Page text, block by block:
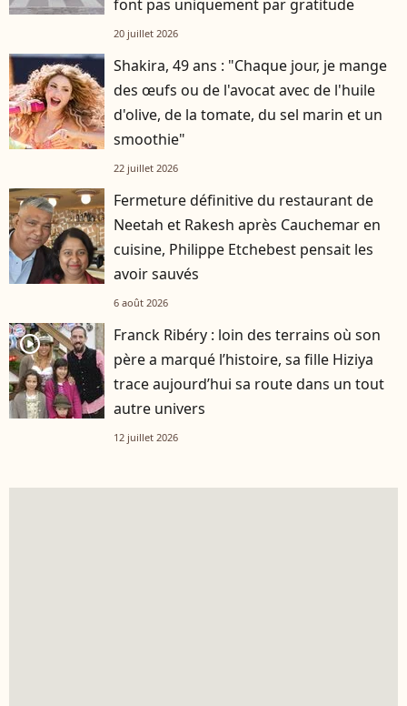
font pas uniquement par gratitude
20 juillet 2026
Shakira, 49 ans : "Chaque jour, je mange
des œufs ou de l'avocat avec de l'huile
d'olive, de la tomate, du sel marin et un
smoothie"
22 juillet 2026
Fermeture définitive du restaurant de
Neetah et Rakesh après Cauchemar en
cuisine, Philippe Etchebest pensait les
avoir sauvés
6 août 2026
player2
Franck Ribéry : loin des terrains où son
père a marqué l’histoire, sa fille Hiziya
trace aujourd’hui sa route dans un tout
autre univers
12 juillet 2026